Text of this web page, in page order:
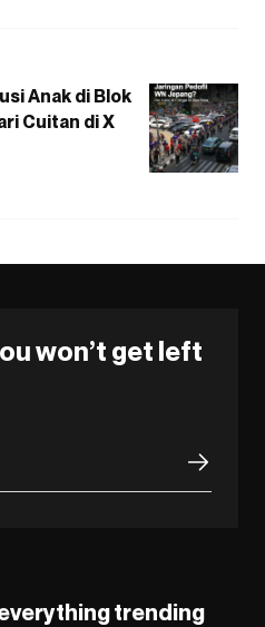
Anak di Blok
Cuitan di X
won’t get left
trending